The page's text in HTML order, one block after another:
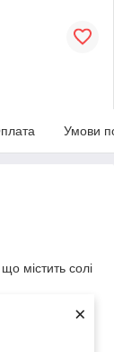
×
Умови
містить солі